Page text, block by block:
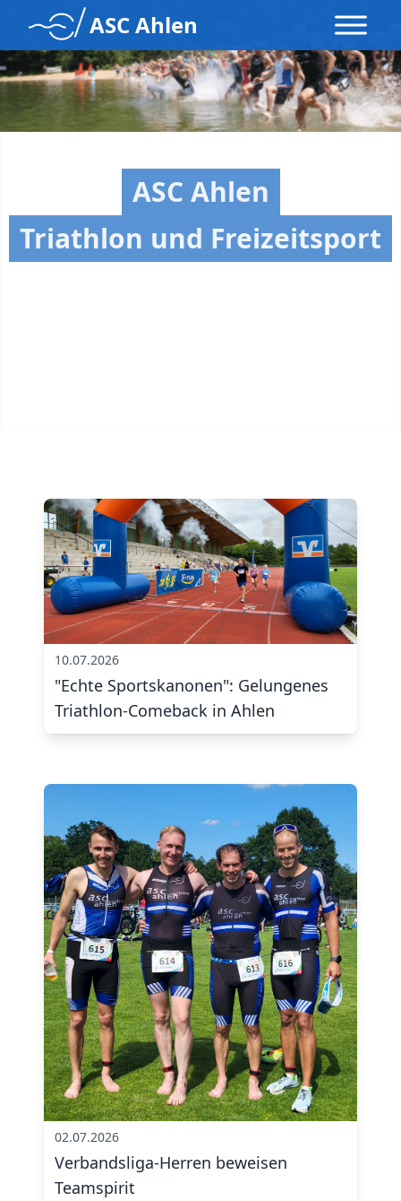
ASC Ahlen
ASC Ahlen
Triathlon und Freizeitsport
10.07.2026
"Echte Sportskanonen": Gelungenes
Triathlon-Comeback in Ahlen
02.07.2026
Verbandsliga-Herren beweisen
Teamspirit